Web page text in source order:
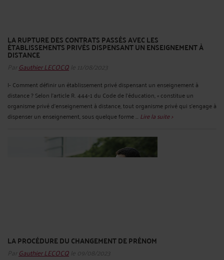
LA RUPTURE DES CONTRATS PASSÉS AVEC LES
ÉTABLISSEMENTS PRIVÉS DISPENSANT UN ENSEIGNEMENT À
DISTANCE
Par Gauthier LECOCQ le 11/08/2023
I- Comment définir un établissement privé dispensant un enseignement à
distance ? Selon l’article R. 444-1 du Code de l’éducation, « constitue un
organisme privé d'enseignement à distance, tout organisme privé qui s'engage à
dispenser un enseignement, sous quelque forme ... Lire la suite >
LA PROCÉDURE DU CHANGEMENT DE PRÉNOM
Par Gauthier LECOCQ le 09/08/2023